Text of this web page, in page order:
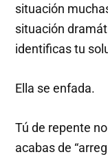
situación
situación
identificas tu
Ella se enfada.
Tú de repente
acabas de